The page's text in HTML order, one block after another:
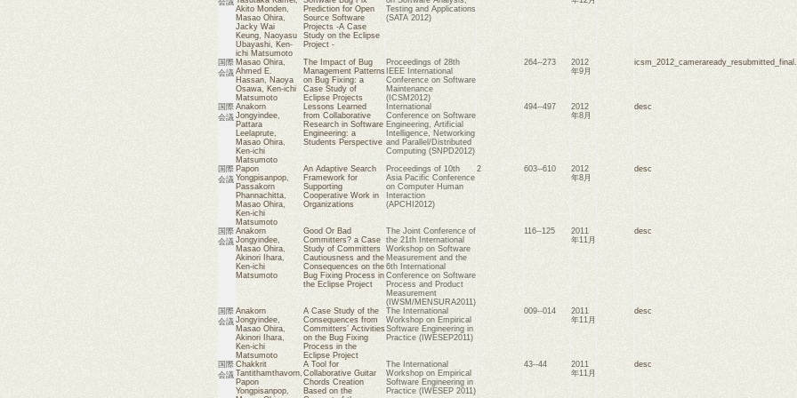
Akito Monden,
Masao Ohira,
Jacky Wai
Keung,
Naoyasu
Ubayashi,
Ken-
ichi Matsumoto
Prediction for Open
Source Software
Projects -A Case
Study on the Eclipse
Project -
Testing and Applications
(SATA 2012)
国際
会議
Masao Ohira,
Ahmed E.
Hassan,
Naoya
Osawa,
Ken-ichi
Matsumoto
The Impact of Bug
Management Patterns
on Bug Fixing: a
Case Study of
Eclipse Projects
Proceedings of 28th
IEEE International
Conference on Software
Maintenance
(ICSM2012)
264--273
2012
年9月
国際
会議
Anakorn
Jongyindee,
Pattara
Leelaprute,
Masao Ohira,
Ken-ichi
Matsumoto
Lessons Learned
from Collaborative
Research in Software
Engineering: a
Students Perspective
International
Conference on Software
Engineering, Artificial
Intelligence, Networking
and Parallel/Distributed
Computing (SNPD2012)
494--497
2012
年8月
desc
国際
会議
Papon
Yongpisanpop,
Passakorn
Phannachitta,
Masao Ohira,
Ken-ichi
Matsumoto
An Adaptive Search
Framework for
Supporting
Cooperative Work in
Organizations
Proceedings of 10th
Asia Pacific Conference
on Computer Human
Interaction
(APCHI2012)
2 603--610
2012
年8月
desc
国際
会議
Anakorn
Jongyindee,
Masao Ohira,
Akinori Ihara,
Ken-ichi
Matsumoto
Good Or Bad
Committers? a Case
Study of Committers
Cautiousness and the
Consequences on the
Bug Fixing Process in
the Eclipse Project
The Joint Conference of
the 21th International
Workshop on Software
Measurement and the
6th International
Conference on Software
Process and Product
Measurement
(IWSM/MENSURA2011)
116--125
2011
年11月
desc
国際
会議
Anakorn
Jongyindee,
Masao Ohira,
Akinori Ihara,
Ken-ichi
Matsumoto
A Case Study of the
Consequences from
Committers’ Activities
on the Bug Fixing
Process in the
Eclipse Project
The International
Workshop on Empirical
Software Engineering in
Practice (IWESEP2011)
009--014
2011
年11月
desc
国際
会議
Chakkrit
Tantithamthavorn,
Papon
Yongpisanpop,
A Tool for
Collaborative Guitar
Chords Creation
Based on the
The International
Workshop on Empirical
Software Engineering in
Practice (IWESEP 2011)
43--44
2011
年11月
desc